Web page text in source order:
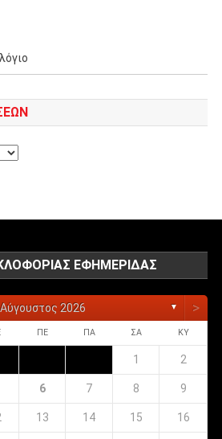
ΕΦΗΜΕΡΊΔΑΣ
Αύγουστος 2026 ▼ >
ΠΕ ΠΑ ΣΑ ΚΥ
1 2
6 7 8 9
13 14 15 16